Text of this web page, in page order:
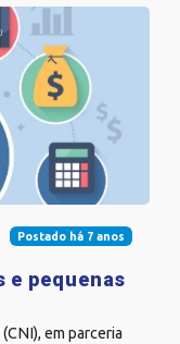
Postado há 7 anos
pequenas
em parceria